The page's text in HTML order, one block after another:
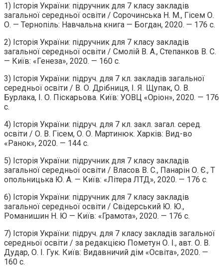
1) Історія України: підручник для 7 класу закладів
загальної середньої освіти / Сорочинська Н. М., Гісем О.
О. — Тернопіль: Навчальна книга — Богдан, 2020. — 176 с.
2) Історія України: підручник для 7 класу закладів
загальної середньої освіти / Смолій В. А., Степанков В. С.
— Київ: «Генеза», 2020. — 160 с.
3) Історія України: підруч. для 7 кл. закладів загальної
середньої освіти / В. О. Дрібниця, І. Я. Щупак, О. В.
Бурлака, І. О. Піскарьова. Київ: УОВЦ «Оріон», 2020. — 176
с.
4) Історія України: підруч. для 7 кл. закл. загал. серед.
освіти / О. В. Гісем, О. О. Мартинюк. Харків: Вид-во
«Ранок», 2020. — 144 с.
5) Історія України: підручник для 7 класу закладів
загальної середньої освіти / Власов В. С., Панарін О. Є., Т
опольницька Ю. А. — Київ: «Літера ЛТД», 2020. — 176 с.
6) Історія України: підручник для 7 класу закладів
загальної середньої освіти / Свідерський Ю. Ю.,
Романишин Н. Ю — Київ: «Грамота», 2020. — 176 с.
7) Історія України: підруч. для 7 класу закладів загальної
середньої освіти / за редакцією Пометун О. І., авт. О. В.
Дудар, О. І. Гук. Київ: Видавничий дім «Освіта», 2020. —
160 с.